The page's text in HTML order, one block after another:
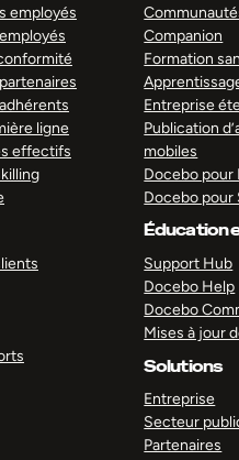
employés
ligne
effectifs
Companion
Formation
Entreprise
Publication
mobiles
Docebo pour
Docebo pour
Éducation
Support Hub
Docebo Help
Docebo
Mises à jour
Solutions
Entreprise
Secteur
Partenaires